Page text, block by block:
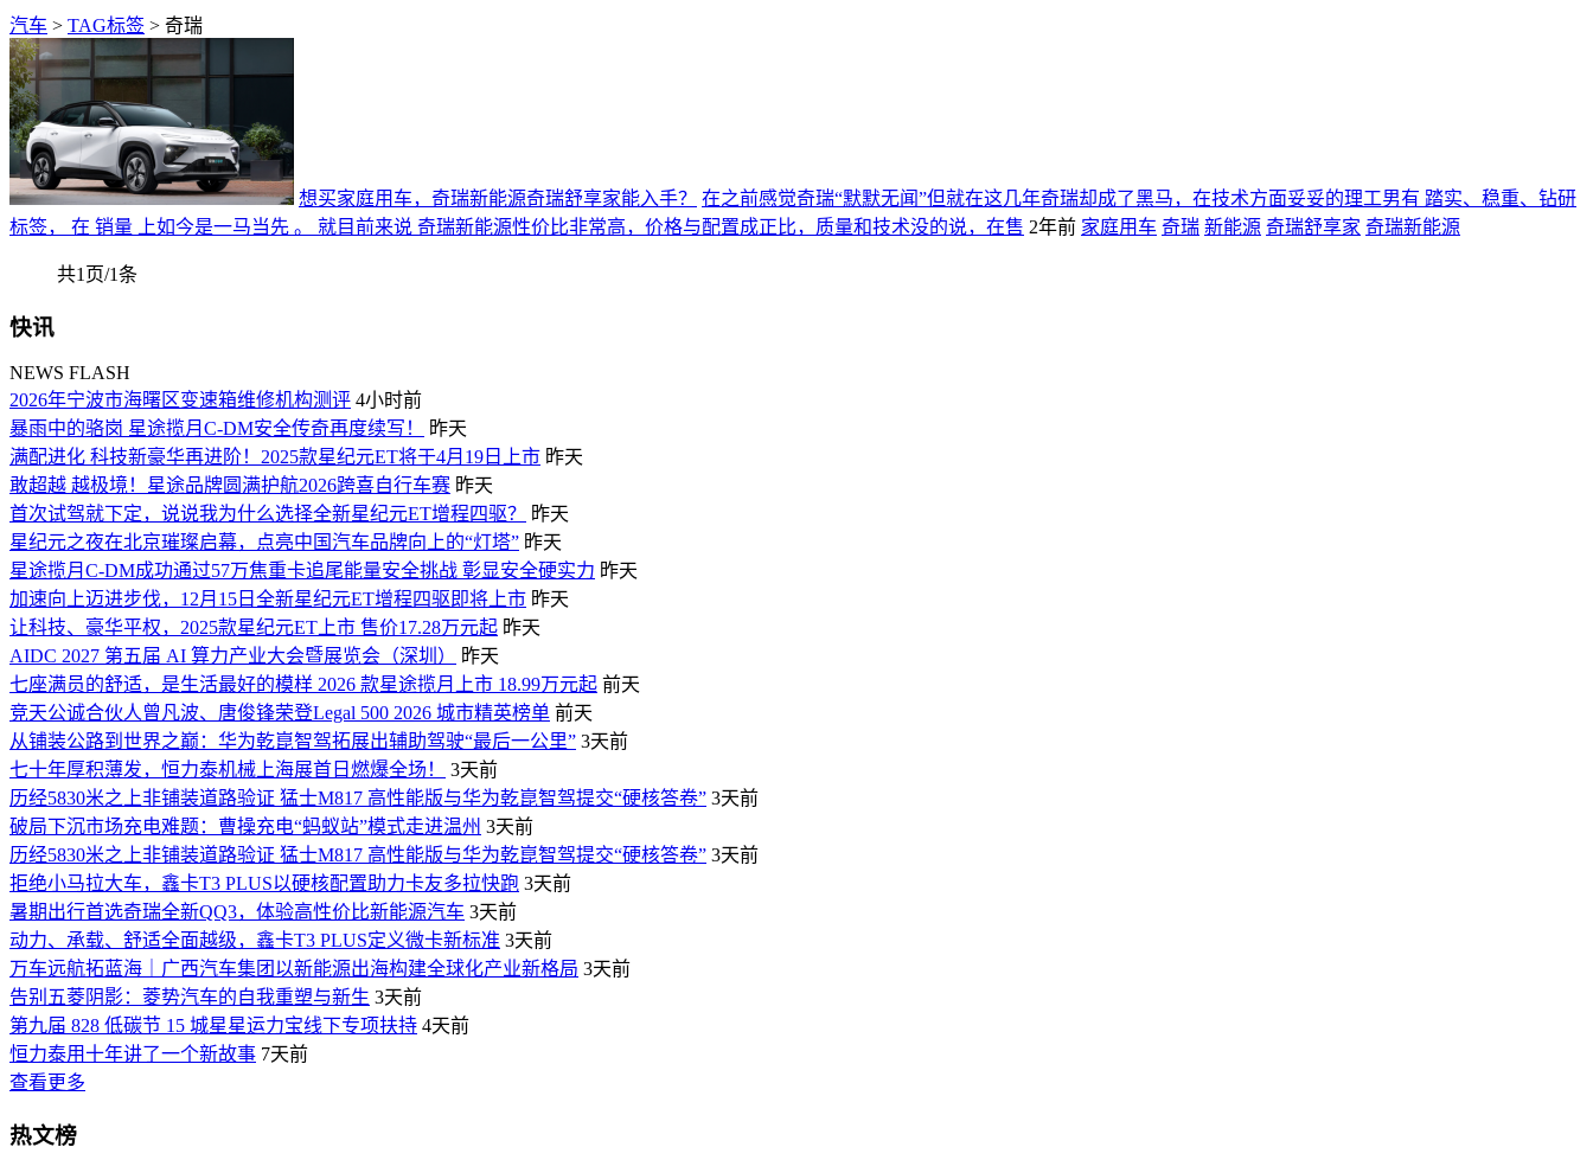
汽车 > TAG标签 > 奇瑞
想买家庭用车，奇瑞新能源奇瑞舒享家能入手？
在之前感觉奇瑞“默默无闻”但就在这几年奇瑞却成了黑马，在技术方面妥妥的理工男有 踏实、稳重、钻研
标签， 在 销量 上如今是一马当先 。 就目前来说 奇瑞新能源性价比非常高，价格与配置成正比，质量和技术没的说，在售 2年前 家庭用车 奇瑞 新能源 奇瑞舒享家 奇瑞新能源
共1页/1条
快讯
NEWS FLASH
2026年宁波市海曙区变速箱维修机构测评 4小时前
暴雨中的骆岗 星途揽月C-DM安全传奇再度续写！
昨天
满配进化 科技新豪华再进阶！2025款星纪元ET将于4月19日上市 昨天
敢超越 越极境！星途品牌圆满护航2026跨喜自行车赛 昨天
首次试驾就下定，说说我为什么选择全新星纪元ET增程四驱？
昨天
星纪元之夜在北京璀璨启幕，点亮中国汽车品牌向上的“灯塔” 昨天
星途揽月C-DM成功通过57万焦重卡追尾能量安全挑战 彰显安全硬实力 昨天
加速向上迈进步伐，12月15日全新星纪元ET增程四驱即将上市 昨天
让科技、豪华平权，2025款星纪元ET上市 售价17.28万元起 昨天
AIDC 2027 第五届 AI 算力产业大会暨展览会（深圳）
昨天
七座满员的舒适，是生活最好的模样 2026 款星途揽月上市 18.99万元起 前天
竞天公诚合伙人曾凡波、唐俊锋荣登Legal 500 2026 城市精英榜单 前天
从铺装公路到世界之巅：华为乾崑智驾拓展出辅助驾驶“最后一公里” 3天前
七十年厚积薄发，恒力泰机械上海展首日燃爆全场！
3天前
历经5830米之上非铺装道路验证 猛士M817 高性能版与华为乾崑智驾提交“硬核答卷” 3天前
破局下沉市场充电难题：曹操充电“蚂蚁站”模式走进温州 3天前
历经5830米之上非铺装道路验证 猛士M817 高性能版与华为乾崑智驾提交“硬核答卷” 3天前
拒绝小马拉大车，鑫卡T3 PLUS以硬核配置助力卡友多拉快跑 3天前
暑期出行首选奇瑞全新QQ3，体验高性价比新能源汽车 3天前
动力、承载、舒适全面越级，鑫卡T3 PLUS定义微卡新标准 3天前
万车远航拓蓝海｜广西汽车集团以新能源出海构建全球化产业新格局 3天前
告别五菱阴影：菱势汽车的自我重塑与新生 3天前
第九届 828 低碳节 15 城星星运力宝线下专项扶持 4天前
恒力泰用十年讲了一个新故事 7天前
查看更多
热文榜